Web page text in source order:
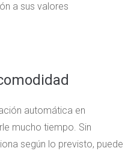
a sus valores
automática en
mucho tiempo. Sin
según lo previsto, puede